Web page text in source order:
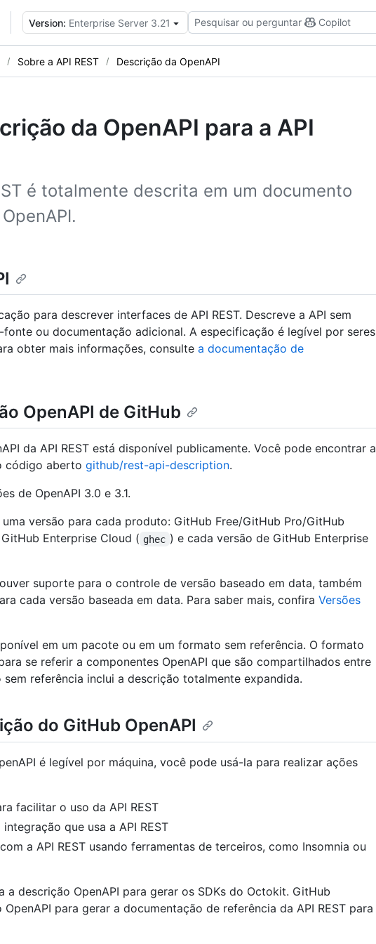
Version: Enterprise Server 3.21 Pesquisar ou perguntar Copilot
Sobre a API REST Descrição da OpenAPI
da OpenAPI para a API
é totalmente descrita em um documento
para descrever interfaces de API REST. Descreve a API sem
ou documentação adicional. A especificação é legível por seres
obter mais informações, consulte a documentação de
OpenAPI de GitHub
da API REST está disponível publicamente. Você pode encontrar a
código aberto github/rest-api-description.
de OpenAPI 3.0 e 3.1.
versão para cada produto: GitHub Free/GitHub Pro/GitHub
Enterprise Cloud ( ghec ) e cada versão de GitHub Enterprise
suporte para o controle de versão baseado em data, também
cada versão baseada em data. Para saber mais, confira Versões
em um pacote ou em um formato sem referência. O formato
se referir a componentes OpenAPI que são compartilhados entre
referência inclui a descrição totalmente expandida.
do GitHub OpenAPI
é legível por máquina, você pode usá-la para realizar ações
facilitar o uso da API REST
que usa a API REST
a API REST usando ferramentas de terceiros, como Insomnia ou
a descrição OpenAPI para gerar os SDKs do Octokit. GitHub
para gerar a documentação de referência da API REST para